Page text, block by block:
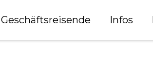
Geschäftsreisende Infos